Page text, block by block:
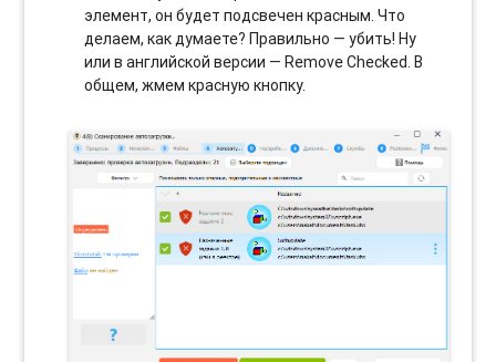
элемент, он будет подсвечен красным. Что
делаем, как думаете? Правильно — убить! Ну
или в английской версии — Remove Checked. В
общем, жмем красную кнопку.